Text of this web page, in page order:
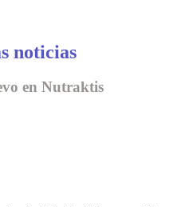
noticias
en Nutraktis